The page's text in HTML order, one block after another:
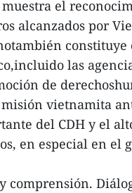
el
alcanzados por
constituye
las
de
vietnamita
del CDH y el
en especial en el
comprensión.